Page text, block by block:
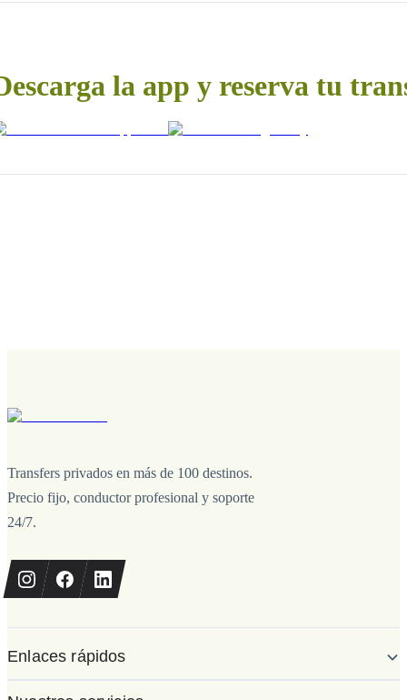
la app y reserva tu
Transfers privados en más de 100 destinos.
Precio fijo, conductor profesional y soporte
24/7.
Enlaces rápidos